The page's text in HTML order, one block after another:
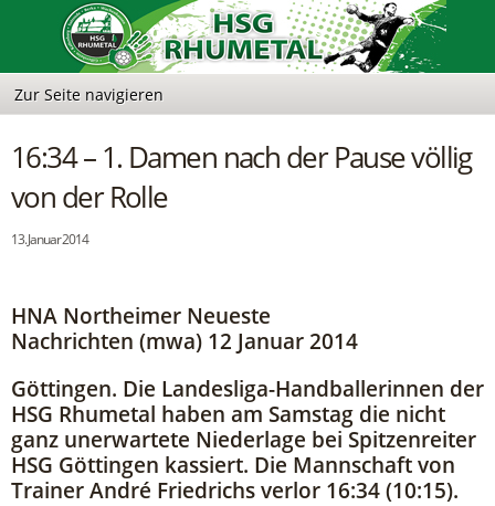
16:34 – 1. Damen nach der Pause völlig
von der Rolle
13. Januar 2014
HNA Northeimer Neueste
Nachrichten (mwa) 12 Januar 2014
Göttingen. Die Landesliga-Handballerinnen der
HSG Rhumetal haben am Samstag die nicht
ganz unerwartete Niederlage bei Spitzenreiter
HSG Göttingen kassiert. Die Mannschaft von
Trainer André Friedrichs verlor 16:34 (10:15).